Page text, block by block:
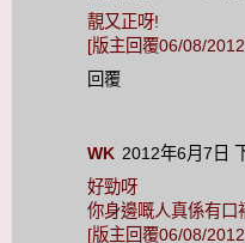
靚又正呀!
[版主回覆06/08/
回覆
WK 2012年6月7日
好勁呀
你身邊嘅人真係有口
[版主回覆06/08/